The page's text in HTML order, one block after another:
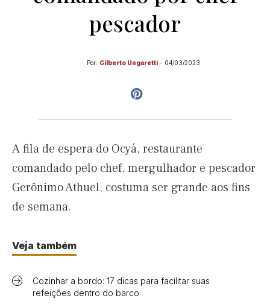
pescador
Por: Gilberto Ungaretti - 04/03/2023
A fila de espera do Ocyá, restaurante
comandado pelo chef, mergulhador e pescador
Gerônimo Athuel, costuma ser grande aos fins
de semana.
Veja também
Cozinhar a bordo: 17 dicas para facilitar suas
refeições dentro do barco